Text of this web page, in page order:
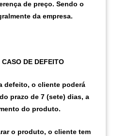
de preço. Sendo o
da empresa.
CASO DE DEFEITO
defeito, o cliente poderá
prazo de 7 (sete) dias, a
do produto.
o produto, o cliente tem